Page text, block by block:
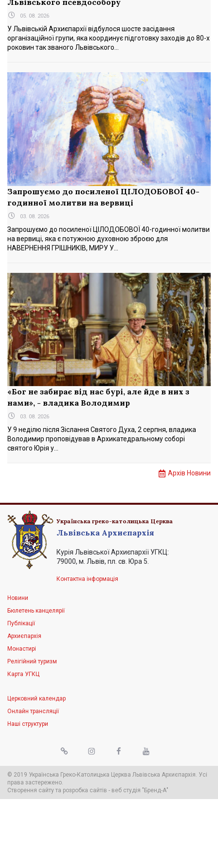
Львівського псевдособору
05. 08. 2026
У Львівській Архиєпархії відбулося шосте засідання
організаційної групи, яка координує підготовку заходів до 80-х
роковин так званого Львівського...
Запрошуємо до посиленої ЦІЛОДОБОВОЇ 40-
годинної молитви на вервиці
03. 08. 2026
Запрошуємо до посиленої ЦІЛОДОБОВОЇ 40-годинної молитви
на вервиці, яка є потужною духовною зброєю для
НАВЕРНЕННЯ ГРІШНИКІВ, МИРУ У...
«Бог не забирає від нас бурі, але йде в них з
нами», - владика Володимир
03. 08. 2026
У 9 неділю після Зіслання Святого Духа, 2 серпня, владика
Володимир проповідував в Архикатедральному соборі
святого Юрія у...
Архів Новини
Українська греко-католицька Церква
Львівська Архиєпархія
Курія Львівської Архиєпархії УГКЦ:
79000, м. Львів, пл. св. Юра 5.
Контактна інформація
Новини
Бюлетень канцелярії
Публікації
Архиєпархія
Монастирі
Релігійний туризм
Карта УГКЦ
Церковний календар
Онлайн трансляції
Наші структури
© 2019 Українська Греко-Католицька Церква Львівська Архиєпархія. Усі
права застережено.
Створення сайту та розробка сайтів - веб студія "Бренд-А"